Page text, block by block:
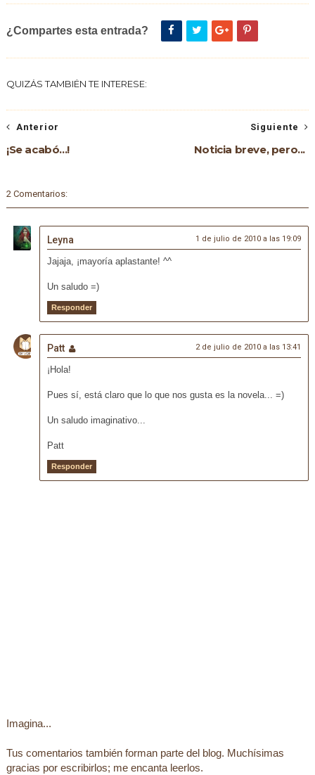
¿Compartes esta entrada?
QUIZÁS TAMBIÉN TE INTERESE:
Siguiente
Noticia breve, pero...
Anterior
¡Se acabó...!
2 Comentarios:
Leyna 1 de julio de 2010 a las 19:09
Jajaja, ¡mayoría aplastante! ^^
Un saludo =)
Responder
Patt 2 de julio de 2010 a las 13:41
¡Hola!
Pues sí, está claro que lo que nos gusta es la novela... =)
Un saludo imaginativo...
Patt
Responder
Imagina...
Tus comentarios también forman parte del blog. Muchísimas
gracias por escribirlos; me encanta leerlos.